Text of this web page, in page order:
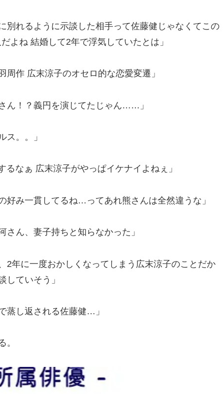
別れるように示談した相手って佐藤健じゃなくてこの
よね 結婚して2年で浮気していたとは」
作 広末涼子のオセロ的な恋愛変遷」
ん！？義円を演じてたじゃん……」
ス。。」
なぁ 広末涼子がやっぱイケナイよねぇ」
好み一貫してるね…ってあれ熊さんは全然違うな」
ん、妻子持ちと知らなかった」
2年に一度おかしくなってしまう広末涼子のことだか
していそう」
蒸し返される佐藤健…」
。